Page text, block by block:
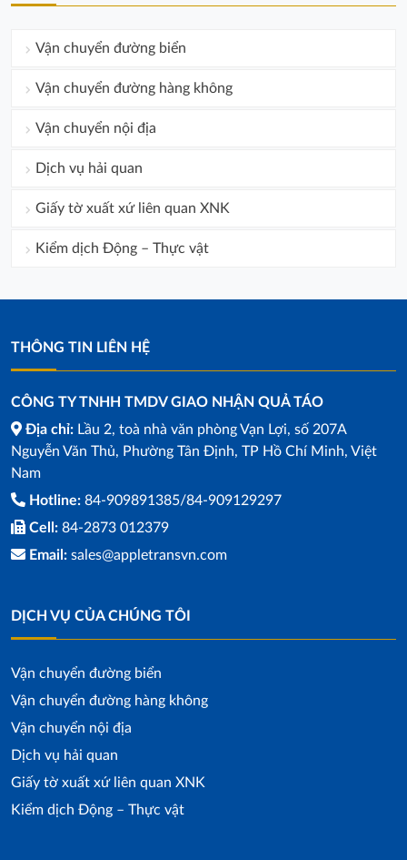
Vận chuyển đường biển
Vận chuyển đường hàng không
Vận chuyển nội địa
Dịch vụ hải quan
Giấy tờ xuất xứ liên quan XNK
Kiểm dịch Động – Thực vật
THÔNG TIN LIÊN HỆ
CÔNG TY TNHH TMDV GIAO NHẬN QUẢ TÁO
Địa chỉ: Lầu 2, toà nhà văn phòng Vạn Lợi, số 207A
Nguyễn Văn Thủ, Phường Tân Định, TP Hồ Chí Minh, Việt
Nam
Hotline: 84-909891385/84-909129297
Cell: 84-2873 012379
Email: sales@appletransvn.com
DỊCH VỤ CỦA CHÚNG TÔI
Vận chuyển đường biển
Vận chuyển đường hàng không
Vận chuyển nội địa
Dịch vụ hải quan
Giấy tờ xuất xứ liên quan XNK
Kiểm dịch Động – Thực vật